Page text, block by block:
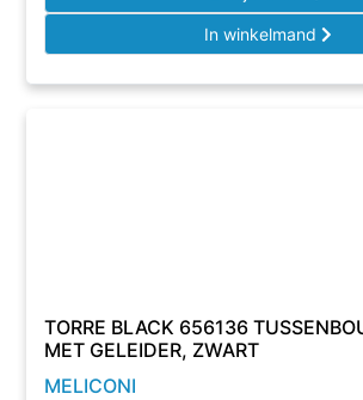
In winkelmand
TORRE BLACK 656136
MET GELEIDER, ZWART
MELICONI